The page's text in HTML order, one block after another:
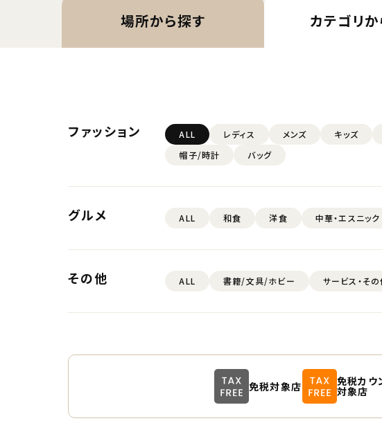
場所から探す カテゴリか
ファッション ALL レディス メンズ キッズ
帽子/時計
バッグ
グルメ ALL 和食 洋食 中華・エスニック
その他 ALL 書籍/文具/ホビー サービス・その
免税対象店 免税カウ
対象店